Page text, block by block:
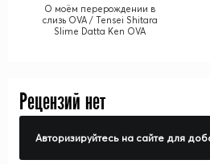
О моём перерождении в
слизь OVA / Tensei Shitara
Slime Datta Ken OVA
Рецензий нет
Авторизируйтесь на сайте для